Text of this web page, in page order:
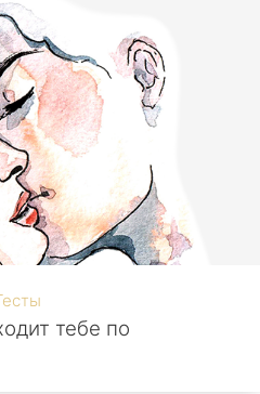
тебе по